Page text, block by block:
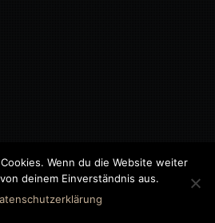
MOTORWAGEN BERNAU GMBH
Wenn du die Website weiter
deinem Einverständnis aus.